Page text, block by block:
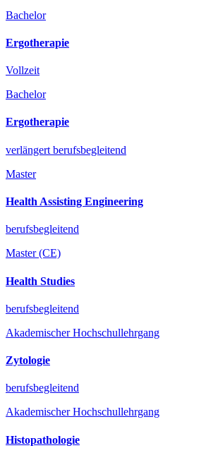
Bachelor
Ergotherapie
Vollzeit
Bachelor
Ergotherapie
verlängert berufsbegleitend
Master
Health Assisting Engineering
berufsbegleitend
Master (CE)
Health Studies
berufsbegleitend
Akademischer Hochschullehrgang
Zytologie
berufsbegleitend
Akademischer Hochschullehrgang
Histopathologie